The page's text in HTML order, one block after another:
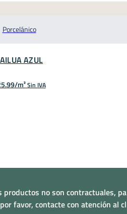
Porcelánico
AZUL
Sin IVA
productos no son contractuales,
favor, contacte con atención al